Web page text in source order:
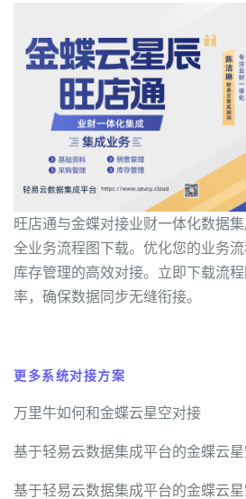
旺店通与金蝶对接业财一体化数据
全业务流程图下载。优化您的业务流
库存管理的高效对接。立即下载流
率，确保数据同步无缝衔接。
更多系统对接方案
万里牛如何和金蝶云星空对接